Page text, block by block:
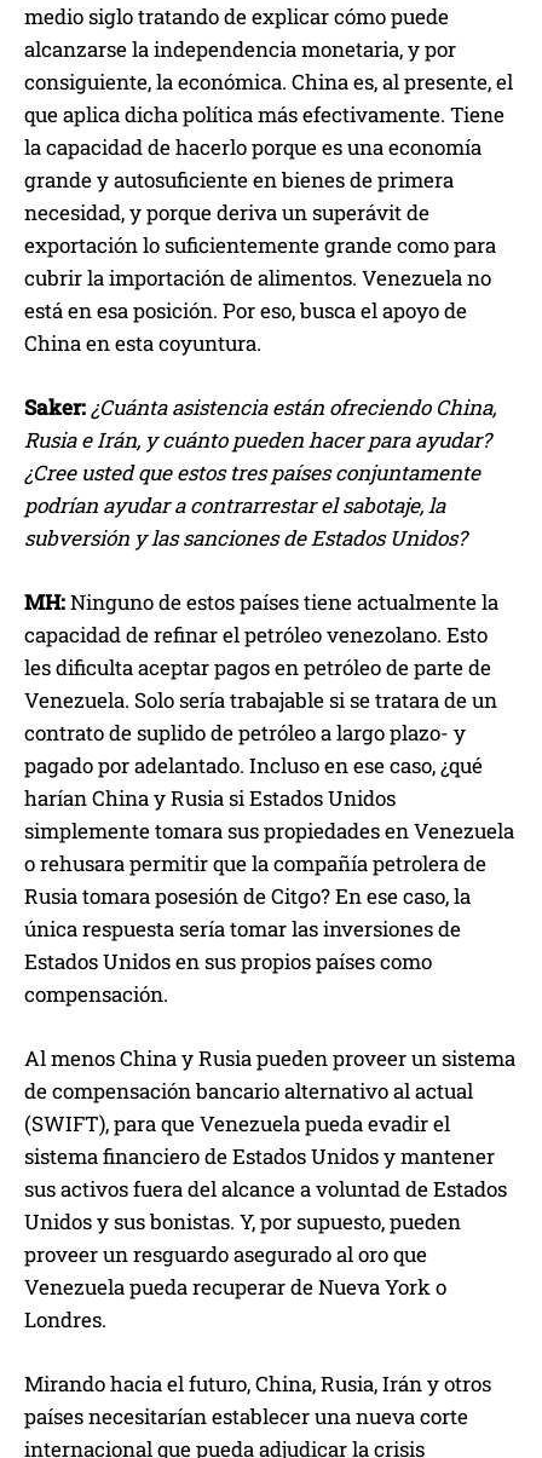
medio siglo tratando de explicar cómo puede
alcanzarse la independencia monetaria, y por
consiguiente, la económica. China es, al presente, el
que aplica dicha política más efectivamente. Tiene
la capacidad de hacerlo porque es una economía
grande y autosuficiente en bienes de primera
necesidad, y porque deriva un superávit de
exportación lo suficientemente grande como para
cubrir la importación de alimentos. Venezuela no
está en esa posición. Por eso, busca el apoyo de
China en esta coyuntura.
Saker:¿Cuánta asistencia están ofreciendo China,
Rusia e Irán, y cuánto pueden hacer para ayudar?
¿Cree usted que estos tres países conjuntamente
podrían ayudar a contrarrestar el sabotaje, la
subversión y las sanciones de Estados Unidos?
MH:Ninguno de estos países tiene actualmente la
capacidad de refinar el petróleo venezolano. Esto
les dificulta aceptar pagos en petróleo de parte de
Venezuela. Solo sería trabajable si se tratara de un
contrato de suplido de petróleo a largo plazo- y
pagado por adelantado. Incluso en ese caso, ¿qué
harían China y Rusia si Estados Unidos
simplemente tomara sus propiedades en Venezuela
o rehusara permitir que la compañía petrolera de
Rusia tomara posesión de Citgo? En ese caso, la
única respuesta sería tomar las inversiones de
Estados Unidos en sus propios países como
compensación.
Al menos China y Rusia pueden proveer un sistema
de compensación bancario alternativo al actual
(SWIFT), para que Venezuela pueda evadir el
sistema financiero de Estados Unidos y mantener
sus activos fuera del alcance a voluntad de Estados
Unidos y sus bonistas. Y, por supuesto, pueden
proveer un resguardo asegurado al oro que
Venezuela pueda recuperar de Nueva York o
Londres.
Mirando hacia el futuro, China, Rusia, Irán y otros
países necesitarían establecer una nueva corte
internacional que pueda adjudicar la crisis